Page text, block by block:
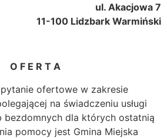
ul. Akacjowa 7
11-100 Lidzbark Warmiński
O F E R T A
ofertowe w zakresie
na świadczeniu usługi
bezdomnych dla których ostatnią
pomocy jest Gmina Miejska